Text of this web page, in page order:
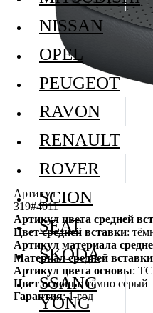
Артикул
319#4011
Артикул цвета средней
Цвет средней вставки:
Артикул материала
Материал средней вставки
Артикул цвета основы: ТС
Цвет основы: тёмно серый
Гарантия: 1 год
NISSAN
OPEL
PEUGEOT
RAVON
RENAULT
ROVER
SCION
SEAT
SKODA
SSANG
YONG